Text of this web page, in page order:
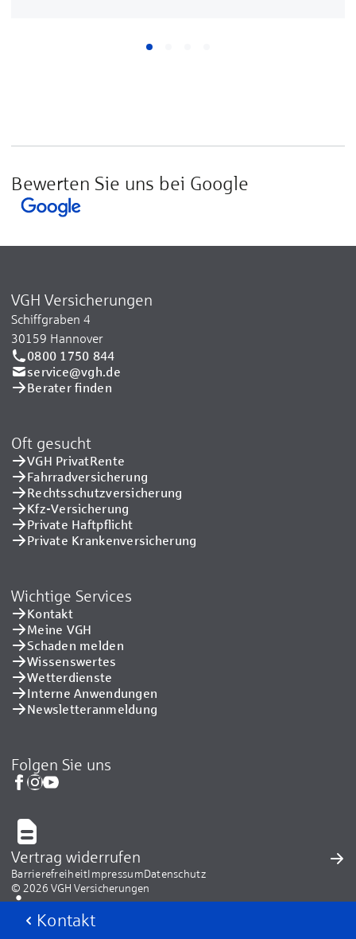
Kontakt
Bewerten Sie uns bei Google
VGH Versicherungen
Schiffgraben 4
30159 Hannover
0800 1750 844
service@vgh.de
Berater finden
Oft gesucht
VGH PrivatRente
Fahrradversicherung
Rechtsschutzversicherung
Kfz-Versicherung
Private Haftpflicht
Private Kranken­versicherung
Wichtige Services
Kontakt
Meine VGH
Schaden melden
Wissenswertes
Wetterdienste
Interne Anwendungen
Newsletteranmeldung
Folgen Sie uns
Vertrag widerrufen
BarrierefreiheitImpressumDatenschutz
© 2026 VGH Versicherungen